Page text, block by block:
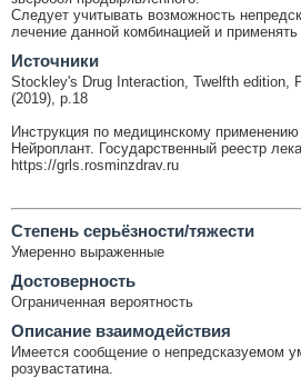
Следует учитывать возможность
лечение данной комбинацией и
Источники
Stockley's Drug Interaction, Twelfth edition,
(2019), p.18
Инструкция по медицинскому применению
Нейроплант. Государственный реестр
https://grls.rosminzdrav.ru
Cтепень серьёзности/тяжести
Умеренно выраженные
Достоверность
Ограниченная вероятность
Описание взаимодействия
Имеется сообщение о непредсказуемом
розувастатина.